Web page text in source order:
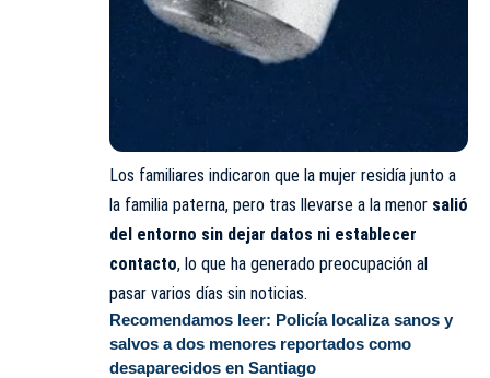
Los familiares indicaron que la mujer residía junto a
la familia paterna, pero tras llevarse a la menor salió
del entorno sin dejar datos ni establecer
contacto, lo que ha generado preocupación al
pasar varios días sin noticias.
Recomendamos leer: Policía localiza sanos y
salvos a dos menores reportados como
desaparecidos en Santiago